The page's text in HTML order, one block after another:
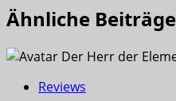
Ähnliche Beiträge
Reviews